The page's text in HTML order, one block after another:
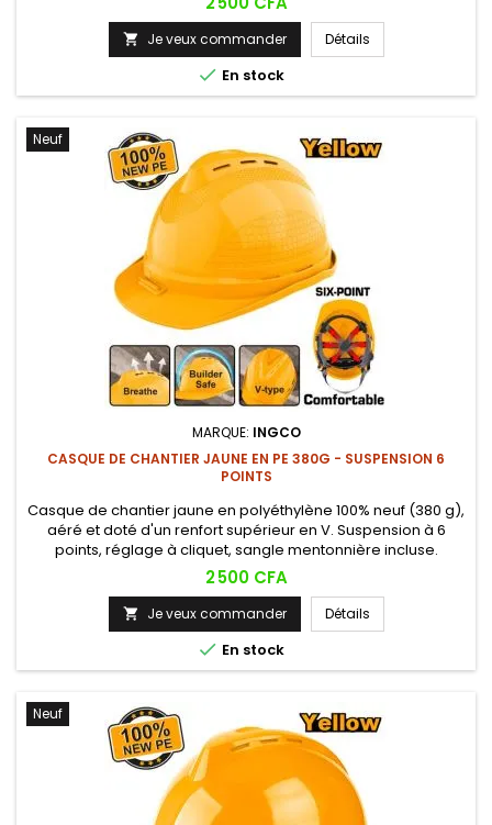
 Je veux commander Détails
 En stock
Neuf
MARQUE: INGCO
CASQUE DE CHANTIER JAUNE EN PE 380G - SUSPENSION 6
POINTS
Casque de chantier jaune en polyéthylène 100% neuf (380 g),
aéré et doté d'un renfort supérieur en V. Suspension à 6
points, réglage à cliquet, sangle mentonnière incluse.
Prix
2 500 CFA
 Je veux commander Détails
 En stock
Neuf